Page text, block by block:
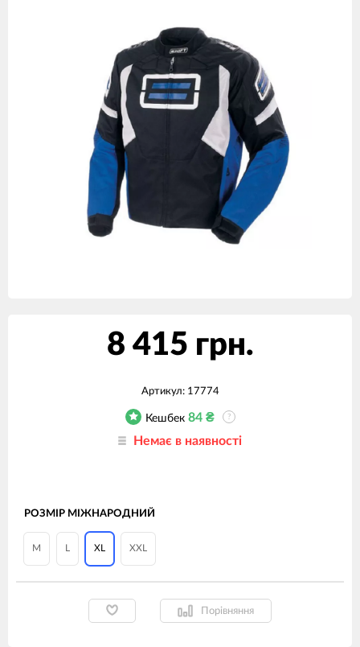
8 415 грн.
Артикул: 17774
Кешбек 84₴ ?
Немає в наявності
РОЗМІР МІЖНАРОДНИЙ
M L XL XXL
Порівняння